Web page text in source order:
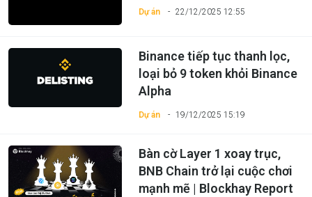
Dự án 22/12/2025 12:55
Dự án 19/12/2025 15:19
Binance tiếp tục thanh lọc,
loại bỏ 9 token khỏi Binance
Alpha
Bàn cờ Layer 1 xoay trục,
BNB Chain trở lại cuộc chơi
mạnh mẽ | Blockhay Report